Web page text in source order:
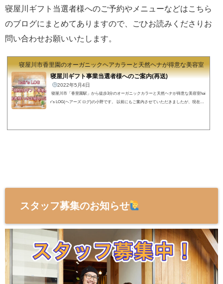
寝屋川ギフト当選者様へのご予約やメニューなどはこちら
のブログにまとめてありますので、ごひお読みくださりお
問い合わせお願いいたします。
寝屋川市香里園のオーガニックヘアカラーと天然ヘナが得意な美容室
寝屋川ギフト事業当選者様へのご案内(再送)
2022年5月4日
寝屋川市「香里園駅」から徒歩3分のオーガニックカラーと天然ヘナが得意な美容室hai
r's LOG(ヘアーズ ログ)の小野です。 以前にもご案内させていただきましたが、現在も
スタッフ募集のお知らせ